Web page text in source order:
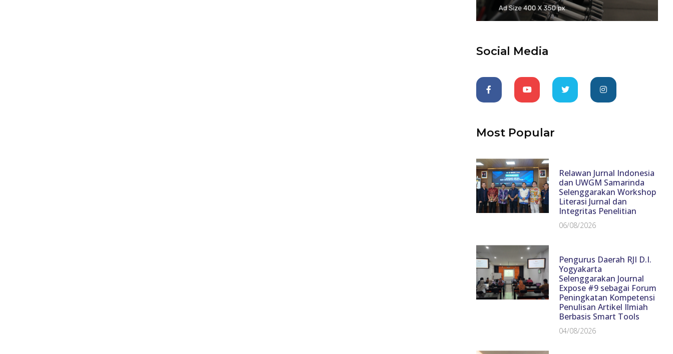
Social Media
Most Popular
Relawan Jurnal Indonesia
dan UWGM Samarinda
Selenggarakan Workshop
Literasi Jurnal dan
Integritas Penelitian
06/08/2026
Pengurus Daerah RJI D.I.
Yogyakarta
Selenggarakan Journal
Expose #9 sebagai Forum
Peningkatan Kompetensi
Penulisan Artikel Ilmiah
Berbasis Smart Tools
04/08/2026